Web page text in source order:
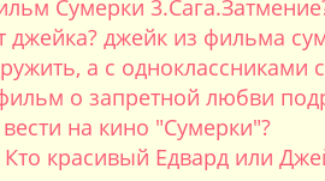
Сумерки
джейк из фильма
а с одноклассниками
о запретной любви
на кино "Сумерки"?
красивый Едвард или